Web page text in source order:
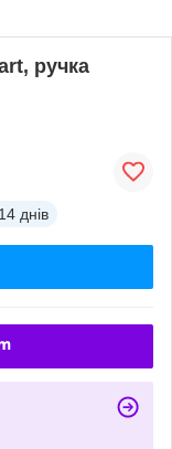
ручка
14 днів